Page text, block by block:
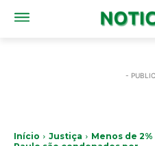
-
Início Justiça
Menos de